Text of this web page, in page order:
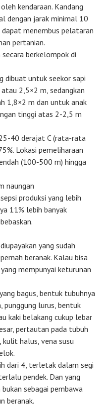
kendaraan. Kandang
dengan jarak minimal 10
menembus pelataran
pertanian.
berkelompok di
dibuat untuk seekor sapi
2,5×2 m, sedangkan
1,8×2 m dan untuk anak
tinggi atas 2-2,5 m
40 derajat C (rata-rata
Lokasi pemeliharaan
(100-500 m) hingga
naungan
produksi yang lebih
11% lebih banyak
yang sudah
beranak. Kalau bisa
mempunyai keturunan
bagus, bentuk tubuhnya
punggung lurus, bentuk
kaki belakang cukup lebar
pertautan pada tubuh
kulit halus, vena susu
dari 4, terletak dalam segi
pendek. Dan yang
sebagai pembawa
beranak.